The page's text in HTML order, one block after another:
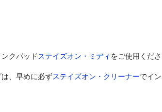
クパッドステイズオン・ミディ をご使用くださ
、早めに必ずステイズオン・クリーナーでイ